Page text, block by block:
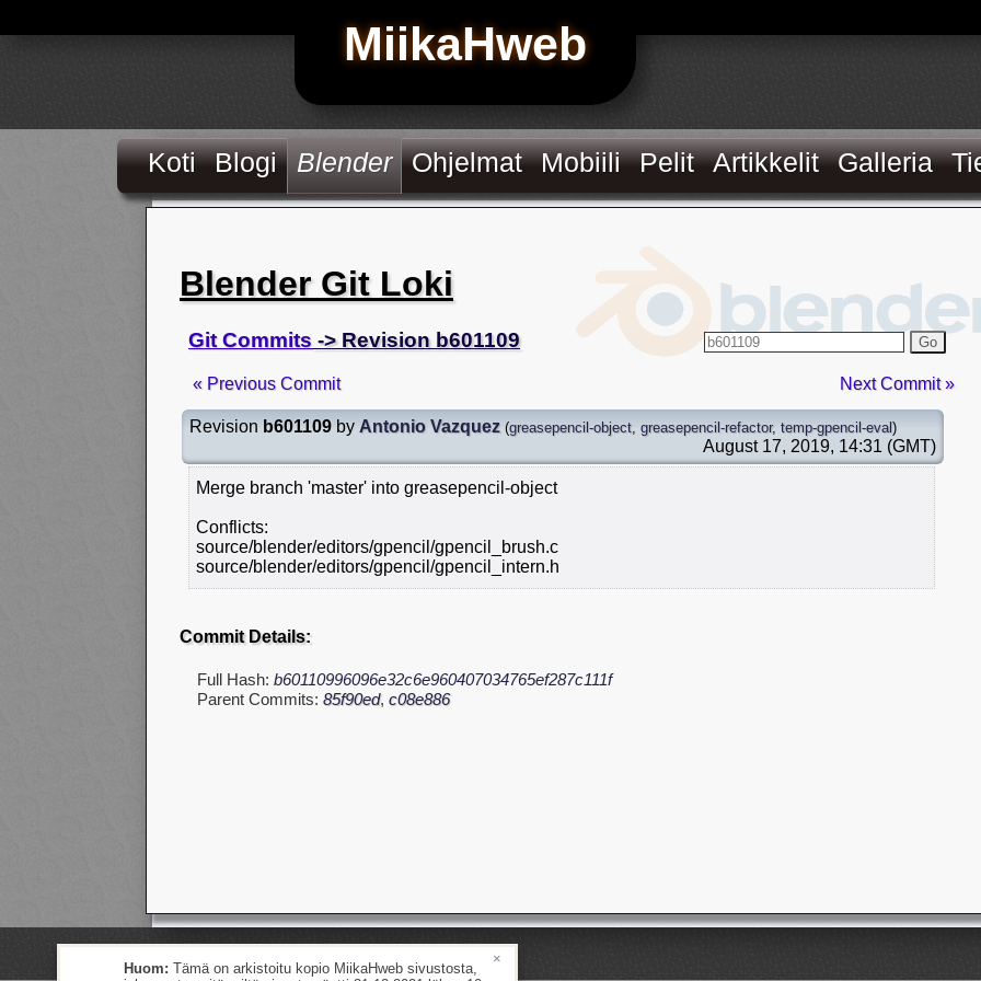
MiikaHweb
Koti Blogi Blender Ohjelmat Mobiili Pelit Artikkelit Galleria
Blender Git Loki
Git Commits -> Revision b601109 Go
« Previous Commit Next Commit »
Revision b601109 by Antonio Vazquez (greasepencil-object greasepencil-refactor, temp-gpencil-eval)
August 17, 2019, 14:31 (GMT)
Merge branch 'master' into greasepencil-object
Conflicts:
source/blender/editors/gpencil/gpencil_brush.c
source/blender/editors/gpencil/gpencil_intern.h
Commit Details:
Full Hash: b60110996096e32c6e960407034765ef287c111f
Parent Commits: 85f90ed, c08e886
Huom: Tämä on arkistoitu kopio MiikaHweb sivustosta,
×